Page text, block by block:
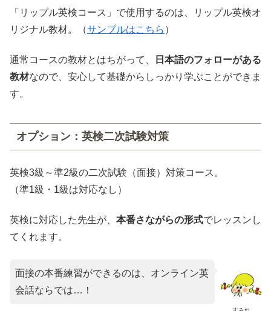
「リップル英検コース」で使用するのは、リップル英検オ
リジナル教材。（サンプルはこちら ）
通常コースの教材とはちがって、
日本語のフォローがある
教材なので、安心して基礎からしっかり学ぶことができま
す。
オプション：英検二次試験対策
英検3級～準2級の二次試験（面接）対策コース。
（準1級・1級は対応なし）
英検に対応した先生が、 本番さながらの形式でレッスンし
てくれます。
面接の本番練習ができるのは、オンライン英
会話ならでは…！